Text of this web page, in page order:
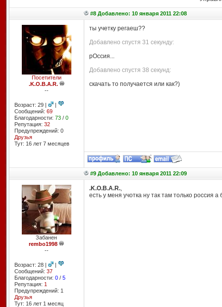
#8 Добавлено: 10 января 2011 22:08
Посетители
.K.O.B.A.R.
--
Возраст: 29 |
|
Сообщений: 69
Благодарности: 73/ 0
Репутация: 32
Предупреждений: 0
Друзья
Тут: 16 лет 7 месяцев
ты учетку регаеш??
Добавлено спустя 31 секунду:
рОссия...
Добавлено спустя 38 секунд:
скачать то получается или как?)
#9 Добавлено: 10 января 2011 22:09
Забанен
rembo1998
--
Возраст: 28 |
|
Сообщений: 37
Благодарности: 0/ 5
Репутация: 1
Предупреждений: 1
Друзья
Тут: 16 лет 1 месяц
.K.O.B.A.R.,
есть у меня учотка ну так там только россия а